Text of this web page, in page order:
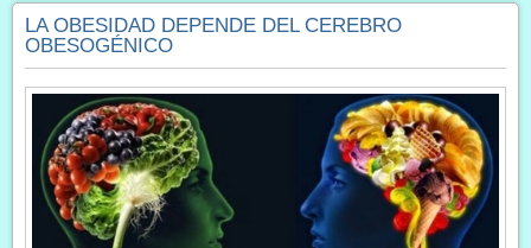
LA OBESIDAD DEPENDE DEL CEREBRO
OBESOGÉNICO